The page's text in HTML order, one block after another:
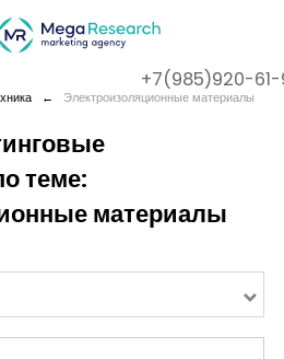
+7(985)920-
← Электроизоляционные материалы
теме:
материалы